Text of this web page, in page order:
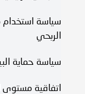
سياسة استخدام
الربحي
سياسة حماية
اتفاقية مستوى